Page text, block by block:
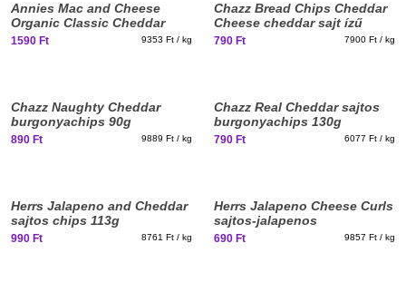
Annies Mac and Cheese
Organic Classic Cheddar
sajtos makaróni 170g
1590 Ft 9353 Ft / kg
Chazz Bread Chips Cheddar
Cheese cheddar sajt ízű
kenyérchips 100g
790 Ft 7900 Ft / kg
Chazz Naughty Cheddar
burgonyachips 90g
890 Ft 9889 Ft / kg
Chazz Real Cheddar sajtos
burgonyachips 130g
790 Ft 6077 Ft / kg
Herrs Jalapeno and Cheddar
sajtos chips 113g
990 Ft 8761 Ft / kg
New
stuff
Herrs Jalapeno Cheese Curls
sajtos-jalapenos
kukoricachips 70g
690 Ft 9857 Ft / kg